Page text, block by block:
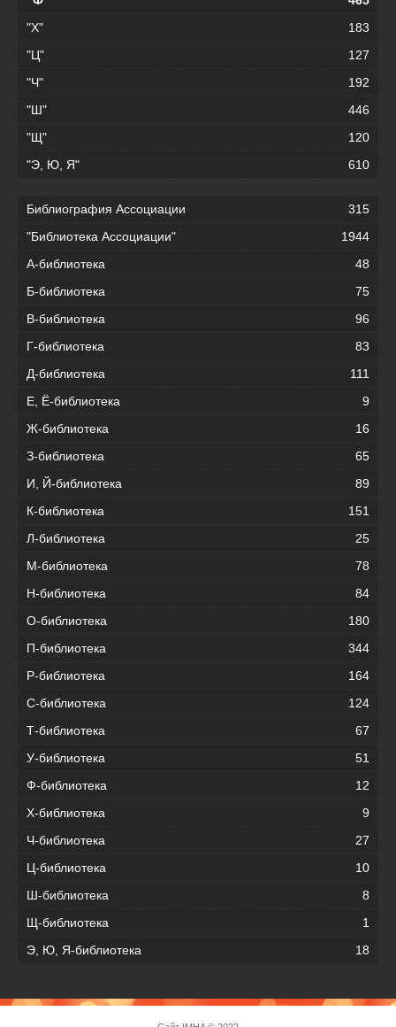
"Х"
183
"Ц"
127
"Ч"
192
"Ш"
446
"Щ"
120
"Э, Ю, Я"
610
Библиография Ассоциации
315
"Библиотека Ассоциации"
1944
А-библиотека
48
Б-библиотека
75
В-библиотека
96
Г-библиотека
83
Д-библиотека
111
Е, Ё-библиотека
9
Ж-библиотека
16
З-библиотека
65
И, Й-библиотека
89
К-библиотека
151
Л-библиотека
25
М-библиотека
78
Н-библиотека
84
О-библиотека
180
П-библиотека
344
Р-библиотека
164
С-библиотека
124
Т-библиотека
67
У-библиотека
51
Ф-библиотека
12
Х-библиотека
9
Ч-библиотека
27
Ц-библиотека
10
Ш-библиотека
8
Щ-библиотека
1
Э, Ю, Я-библиотека
18